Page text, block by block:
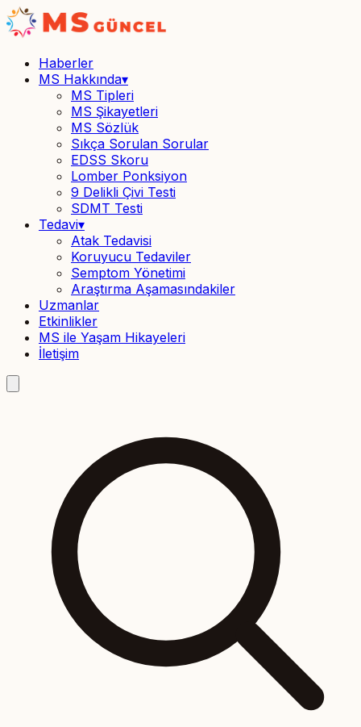
Haberler
MS Hakkında▾
MS Tipleri
MS Şikayetleri
MS Sözlük
Sıkça Sorulan Sorular
EDSS Skoru
Lomber Ponksiyon
9 Delikli Çivi Testi
SDMT Testi
Tedavi▾
Atak Tedavisi
Koruyucu Tedaviler
Semptom Yönetimi
Araştırma Aşamasındakiler
Uzmanlar
Etkinlikler
MS ile Yaşam Hikayeleri
İletişim